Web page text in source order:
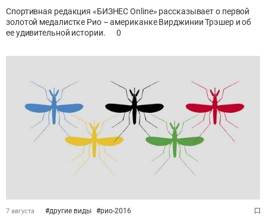
Спортивная редакция «БИЗНЕС Online» рассказывает о первой
золотой медалистке Рио – американке Вирджинии Трэшер и об
ее удивительной истории.
0
7 августа #другие виды #рио-2016